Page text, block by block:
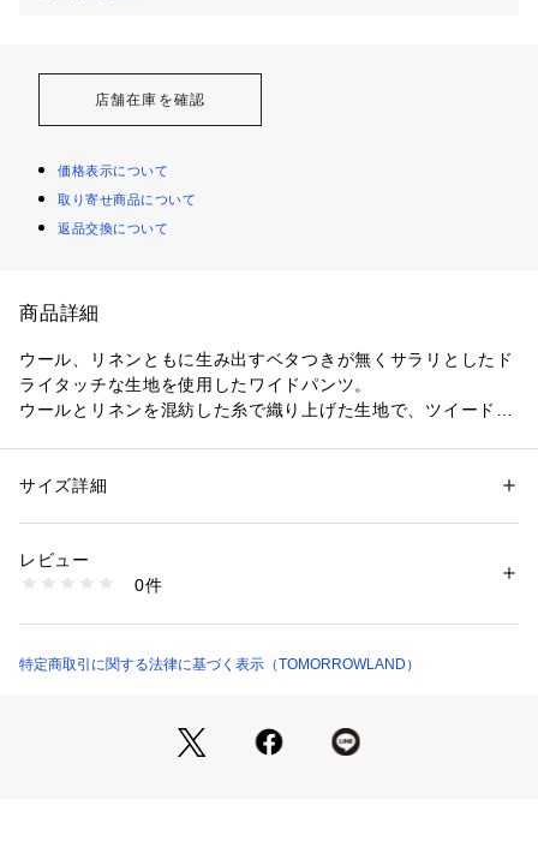
店舗在庫を確認
価格表示について
取り寄せ商品について
返品交換について
商品詳細
ウール、リネンともに生み出すベタつきが無くサラリとしたド
ライタッチな生地を使用したワイドパンツ。
ウールとリネンを混紡した糸で織り上げた生地で、ツイードや
モデルは〈TOMORROWLAND〉定番の2タックワイドストレ
感のある太いシルエットは、ドレス感、カジュアル感を併せ持
ったいいとこ取りのハイブリッドモデルです。
です。
性別：メンズ
素材：ウール54% 麻25% コットン21%
洗濯：洗濯不可、漂白不可、タンブル乾燥不可、アイロン仕上げ可、ドラ
イ可、ウエットクリーニング不可
商品番号：1095000013307 （モール）
サイズ詳細
レビュー
0件
特定商取引に関する法律に基づく表示（TOMORROWLAND）